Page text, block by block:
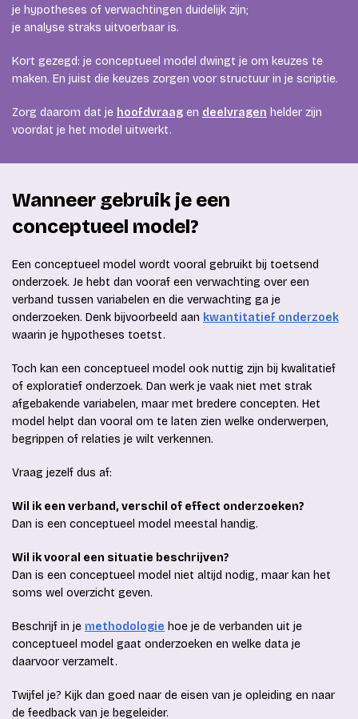
je hypotheses of verwachtingen duidelijk zijn;
je analyse straks uitvoerbaar is.
Kort gezegd: je conceptueel model dwingt je om keuzes te
maken. En juist die keuzes zorgen voor structuur in je scriptie.
Zorg daarom dat je hoofdvraag en deelvragen helder zijn
voordat je het model uitwerkt.
Wanneer gebruik je een
conceptueel model?
Een conceptueel model wordt vooral gebruikt bij toetsend
onderzoek. Je hebt dan vooraf een verwachting over een
verband tussen variabelen en die verwachting ga je
onderzoeken. Denk bijvoorbeeld aan kwantitatief onderzoek
waarin je hypotheses toetst.
Toch kan een conceptueel model ook nuttig zijn bij kwalitatief
of exploratief onderzoek. Dan werk je vaak niet met strak
afgebakende variabelen, maar met bredere concepten. Het
model helpt dan vooral om te laten zien welke onderwerpen,
begrippen of relaties je wilt verkennen.
Vraag jezelf dus af:
Wil ik een verband, verschil of effect onderzoeken?
Dan is een conceptueel model meestal handig.
Wil ik vooral een situatie beschrijven?
Dan is een conceptueel model niet altijd nodig, maar kan het
soms wel overzicht geven.
Beschrijf in je methodologie hoe je de verbanden uit je
conceptueel model gaat onderzoeken en welke data je
daarvoor verzamelt.
Twijfel je? Kijk dan goed naar de eisen van je opleiding en naar
de feedback van je begeleider.